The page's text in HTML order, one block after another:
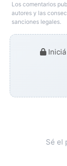
Los comentarios
autores y las
sanciones legales.
Sé el